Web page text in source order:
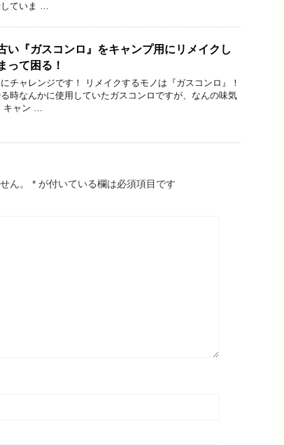
していま …
い『ガスコンロ』をキャンプ用にリメイクし
って困る！
チャレンジです！ リメイクするモノは『ガスコンロ』！
時なんかに使用していたガスコンロですが、なんの味気
キャン …
ん。 * が付いている欄は必須項目です